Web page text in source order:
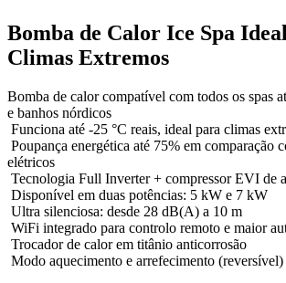
Bomba de Calor Ice Spa
Climas Extremos
Bomba de calor compatível com todos os spas
e banhos nórdicos
Funciona até -25 °C reais, ideal para climas
Poupança energética até 75% em comparação
elétricos
Tecnologia Full Inverter + compressor EVI de
Disponível em duas potências: 5 kW e 7 kW
Ultra silenciosa: desde 28 dB(A) a 10 m
WiFi integrado para controlo remoto e maior
Trocador de calor em titânio anticorrosão
Modo aquecimento e arrefecimento (reversível)